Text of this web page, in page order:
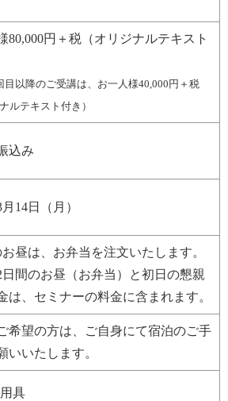
80,000円 ＋税（オリジナルテキスト
目以降のご受講は、お一人様40,000円＋税
ルテキスト付き）
込み
14日（月）
昼は、お弁当を注文いたします。
日間のお昼（お弁当）と初日の懇親
は、セミナーの料金に含まれます。
希望の方は、ご自身にて宿泊のご手
いいたします。
具